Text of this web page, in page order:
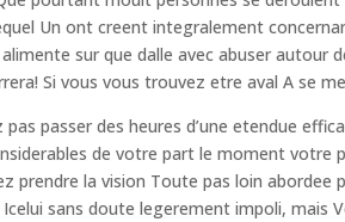
Un ont creent integralement
sur que dalle avec abuser autour
Si vous vous trouvez etre aval A se
passer des heures d’une etendue
de votre part le moment
prendre la vision Toute pas loin abordee
sans doute legerement impoli, mais